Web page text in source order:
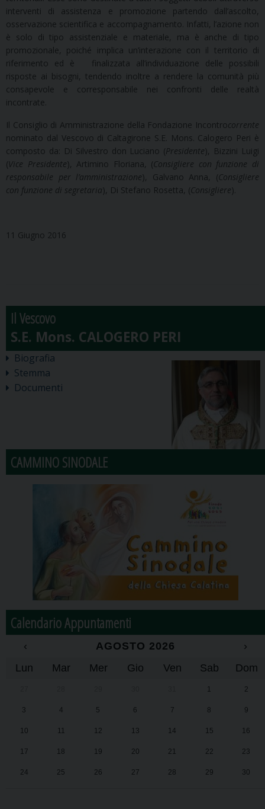
interventi di assistenza e promozione partendo dall’ascolto,
osservazione scientifica e accompagnamento. Infatti, l’azione non
è solo di tipo assistenziale e materiale, ma è anche di tipo
promozionale, poiché implica un’interazione con il territorio di
riferimento ed è finalizzata all’individuazione delle possibili
risposte ai bisogni, tendendo inoltre a rendere la comunità più
consapevole e corresponsabile nei confronti delle realtà
incontrate.
Il Consiglio di Amministrazione della Fondazione Incontrocorrente
nominato dal Vescovo di Caltagirone S.E. Mons. Calogero Peri è
composto da: Di Silvestro don Luciano (Presidente), Bizzini Luigi
(Vice Presidente), Artimino Floriana, (Consigliere con funzione di
responsabile per l’amministrazione), Galvano Anna, (Consigliere
con funzione di segretaria), Di Stefano Rosetta, (Consigliere).
11 Giugno 2016
Il Vescovo
Biografia
Stemma
Documenti
CAMMINO SINODALE
Calendario Appuntamenti
‹ AGOSTO 2026
›
Lun
Mar Mer Gio Ven Sab Dom
1 2
3 4 5 6 7 8 9
10 11 12 13 14 15 16
17 18 19 20 21 22 23
24 25 26 27 28 29 30